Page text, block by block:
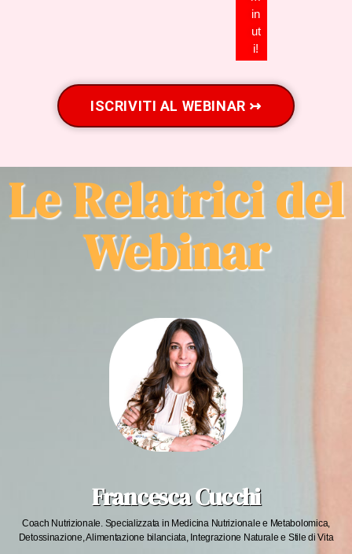
in
ut
i!
ISCRIVITI AL WEBINAR ↣
Le Relatrici del
Webinar
Francesca Cucchi
Coach Nutrizionale. Specializzata in Medicina Nutrizionale e Metabolomica,
Detossinazione, Alimentazione bilanciata, Integrazione Naturale e Stile di Vita